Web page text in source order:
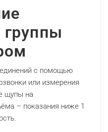
группы
с помощью
или измерения
щупы на
– показания ниже 1